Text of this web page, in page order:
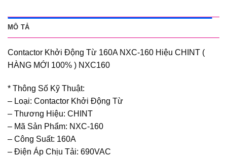
MÔ TẢ
Contactor Khởi Động Từ 160A NXC-160 Hiệu CHINT (
HÀNG MỚI 100% ) NXC160
* Thông Số Kỹ Thuật:
– Loại: Contactor Khởi Động Từ
– Thương Hiệu: CHINT
– Mã Sản Phẩm: NXC-160
– Công Suất: 160A
– Điện Áp Chịu Tải: 690VAC